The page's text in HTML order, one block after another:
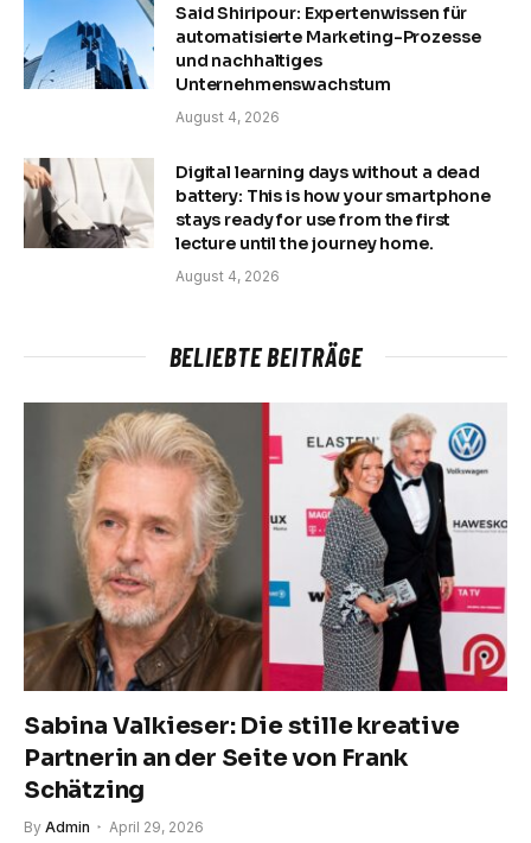
Said Shiripour: Expertenwissen für
automatisierte Marketing-Prozesse
und nachhaltiges
Unternehmenswachstum
August 4, 2026
Digital learning days without a dead
battery: This is how your smartphone
stays ready for use from the first
lecture until the journey home.
August 4, 2026
BELIEBTE BEITRÄGE
Sabina Valkieser: Die stille kreative
Partnerin an der Seite von Frank
Schätzing
By Admin April 29, 2026